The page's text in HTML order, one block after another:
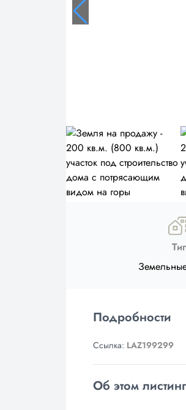
Подробности
Ссылка: LAZ199299
Об этом